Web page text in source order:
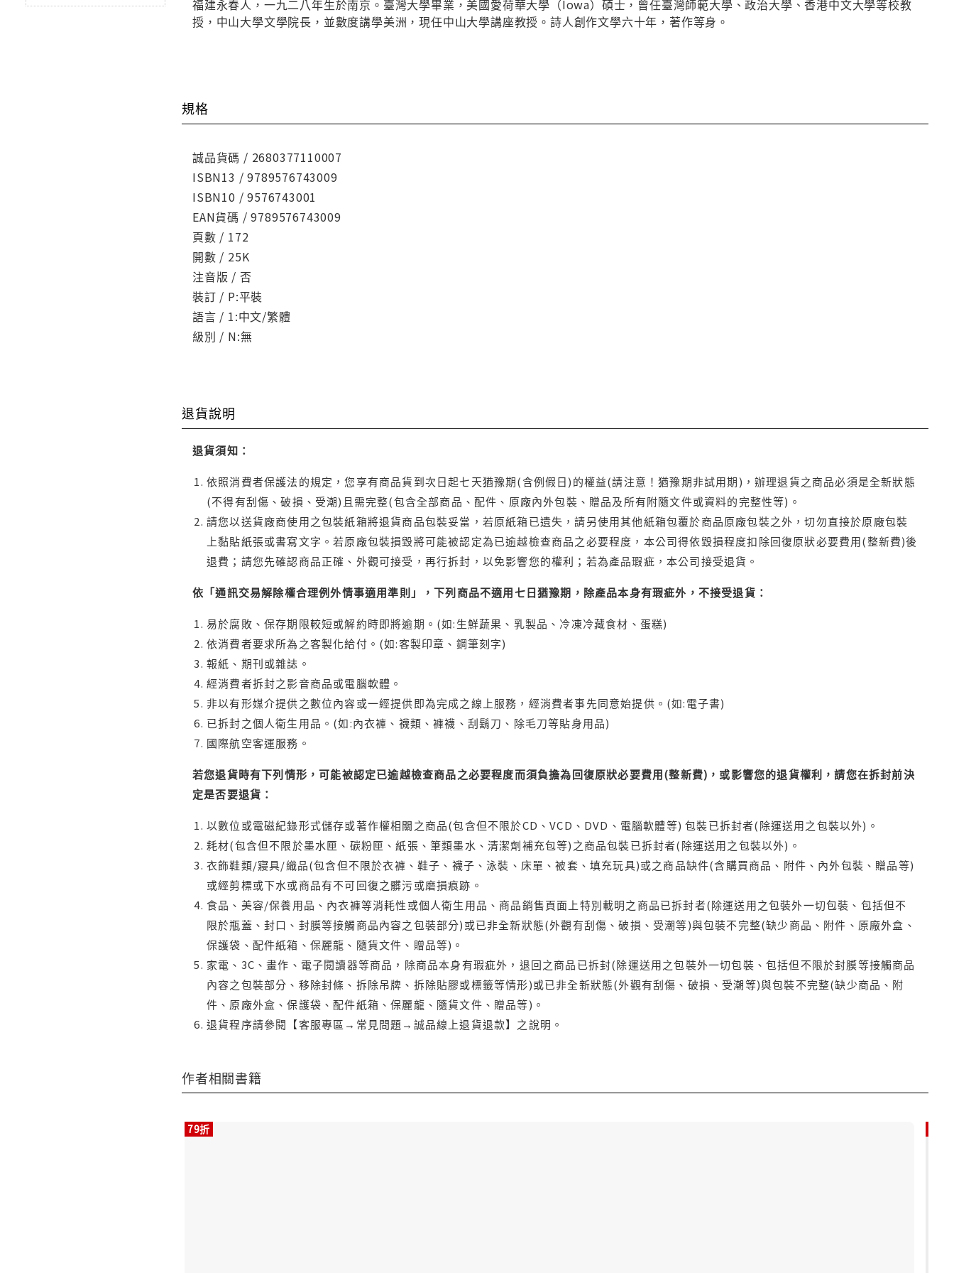
福建永春人，一九二八年生於南京。臺灣大學畢業，美國愛荷華大學（Iowa）碩士，曾任臺灣師範大學、政治大學、香港中文大學等校教
授，中山大學文學院長，並數度講學美洲，現任中山大學講座教授。詩人創作文學六十年，著作等身。
規格
誠品貨碼 / 2680377110007
ISBN13 / 9789576743009
ISBN10 / 9576743001
EAN貨碼 / 9789576743009
頁數 / 172
開數 / 25K
注音版 / 否
裝訂 / P:平裝
語言 / 1:中文/繁體
級別 / N:無
退貨說明
退貨須知：
依照消費者保護法的規定，您享有商品貨到次日起七天猶豫期(含例假日)的權益(請注意！猶豫期非試用期)，辦理退貨之商品必須是全新狀態
(不得有刮傷、破損、受潮)且需完整(包含全部商品、配件、原廠內外包裝、贈品及所有附隨文件或資料的完整性等)。
請您以送貨廠商使用之包裝紙箱將退貨商品包裝妥當，若原紙箱已遺失，請另使用其他紙箱包覆於商品原廠包裝之外，切勿直接於原廠包裝
上黏貼紙張或書寫文字。若原廠包裝損毀將可能被認定為已逾越檢查商品之必要程度，本公司得依毀損程度扣除回復原狀必要費用(整新費)後
退費；請您先確認商品正確、外觀可接受，再行拆封，以免影響您的權利；若為產品瑕疵，本公司接受退貨。
依「通訊交易解除權合理例外情事適用準則」，下列商品不適用七日猶豫期，除產品本身有瑕疵外，不接受退貨：
易於腐敗、保存期限較短或解約時即將逾期。(如:生鮮蔬果、乳製品、冷凍冷藏食材、蛋糕)
依消費者要求所為之客製化給付。(如:客製印章、鋼筆刻字)
報紙、期刊或雜誌。
經消費者拆封之影音商品或電腦軟體。
非以有形媒介提供之數位內容或一經提供即為完成之線上服務，經消費者事先同意始提供。(如:電子書)
已拆封之個人衛生用品。(如:內衣褲、襪類、褲襪、刮鬍刀、除毛刀等貼身用品)
國際航空客運服務。
若您退貨時有下列情形，可能被認定已逾越檢查商品之必要程度而須負擔為回復原狀必要費用(整新費)，或影響您的退貨權利，請您在拆封前決
定是否要退貨：
以數位或電磁紀錄形式儲存或著作權相關之商品(包含但不限於CD、VCD、DVD、電腦軟體等) 包裝已拆封者(除運送用之包裝以外)。
耗材(包含但不限於墨水匣、碳粉匣、紙張、筆類墨水、清潔劑補充包等)之商品包裝已拆封者(除運送用之包裝以外)。
衣飾鞋類/寢具/織品(包含但不限於衣褲、鞋子、襪子、泳裝、床單、被套、填充玩具)或之商品缺件(含購買商品、附件、內外包裝、贈品等)
或經剪標或下水或商品有不可回復之髒污或磨損痕跡。
食品、美容/保養用品、內衣褲等消耗性或個人衛生用品、商品銷售頁面上特別載明之商品已拆封者(除運送用之包裝外一切包裝、包括但不
限於瓶蓋、封口、封膜等接觸商品內容之包裝部分)或已非全新狀態(外觀有刮傷、破損、受潮等)與包裝不完整(缺少商品、附件、原廠外盒、
保護袋、配件紙箱、保麗龍、隨貨文件、贈品等)。
家電、3C、畫作、電子閱讀器等商品，除商品本身有瑕疵外，退回之商品已拆封(除運送用之包裝外一切包裝、包括但不限於封膜等接觸商品
內容之包裝部分、移除封條、拆除吊牌、拆除貼膠或標籤等情形)或已非全新狀態(外觀有刮傷、破損、受潮等)與包裝不完整(缺少商品、附
件、原廠外盒、保護袋、配件紙箱、保麗龍、隨貨文件、贈品等)。
退貨程序請參閱【客服專區→常見問題→誠品線上退貨退款】之說明。
作者相關書籍
79折